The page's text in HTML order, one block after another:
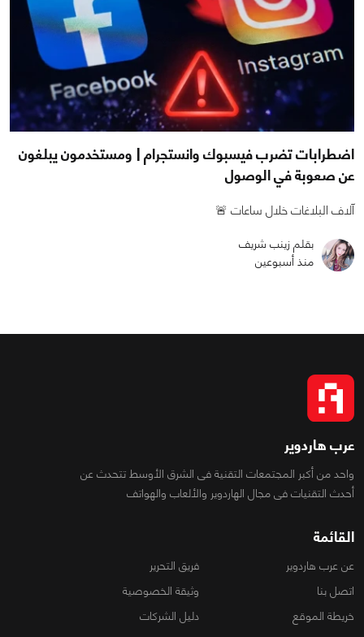
اضطرابات تضرب فيسبوك وانستجرام | ومستخدمون يبلغون
عن صعوبة في الوصول
آلاف البلاغات خلال ساعات 🚨
بقلم زينب شريف
منذ أسبوعين
عرب هاردوير
واحد من أكبر المجتمعات التقنية فى الشرق الأوسط تتحدث عن
أحدث التقنيات فى مجال الهاردوير والألعاب والهواتف
القائمة
عن عرب هاردوير
فريق التحرير
اتصل بنا
وثيقة الخصوصية
خريطة الموقع
دليل الشركات